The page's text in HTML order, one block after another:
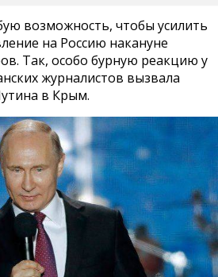
возможность, чтобы усилить
на Россию накануне
Так, особо бурную реакцию у
журналистов вызвала
в Крым.